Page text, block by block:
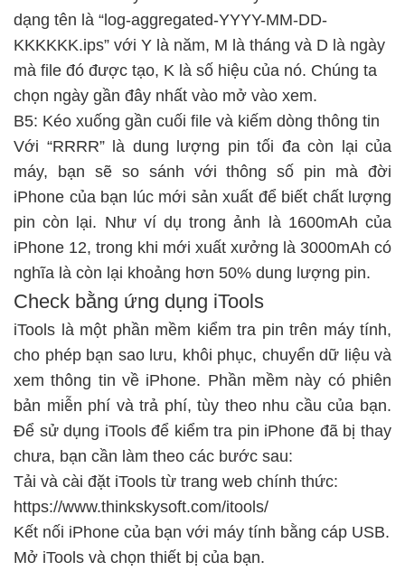
dạng tên là “log-aggregated-YYYY-MM-DD-
KKKKKK.ips” với Y là năm, M là tháng và D là ngày
mà file đó được tạo, K là số hiệu của nó. Chúng ta
chọn ngày gần đây nhất vào mở vào xem.
B5: Kéo xuống gần cuối file và kiếm dòng thông tin
Với “RRRR” là dung lượng pin tối đa còn lại của
máy, bạn sẽ so sánh với thông số pin mà đời
iPhone của bạn lúc mới sản xuất để biết chất lượng
pin còn lại. Như ví dụ trong ảnh là 1600mAh của
iPhone 12, trong khi mới xuất xưởng là 3000mAh có
nghĩa là còn lại khoảng hơn 50% dung lượng pin.
Check bằng ứng dụng iTools
iTools là một phần mềm kiểm tra pin trên máy tính,
cho phép bạn sao lưu, khôi phục, chuyển dữ liệu và
xem thông tin về iPhone. Phần mềm này có phiên
bản miễn phí và trả phí, tùy theo nhu cầu của bạn.
Để sử dụng iTools để kiểm tra pin iPhone đã bị thay
chưa, bạn cần làm theo các bước sau:
Tải và cài đặt iTools từ trang web chính thức:
https://www.thinkskysoft.com/itools/
Kết nối iPhone của bạn với máy tính bằng cáp USB.
Mở iTools và chọn thiết bị của bạn.